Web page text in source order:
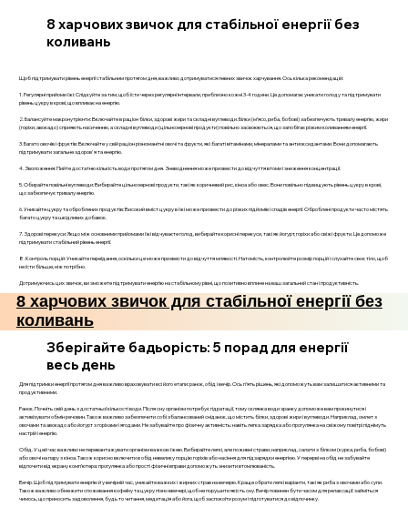
8 харчових звичок для стабільної енергії без
коливань
Щоб підтримувати рівень енергії стабільним протягом дня, важливо дотримуватися певних звичок харчування. Ось кілька рекомендацій:
1. Регулярні прийоми їжі: Слідкуйте за тим, щоб їсти через регулярні інтервали, приблизно кожні 3-4 години. Це допомагає уникати голоду та підтримувати
рівень цукру в крові, що впливає на енергію.
2. Балансуйте макронутрієнти: Включайте в раціон білки, здорові жири та складні вуглеводи. Білки (м’ясо, риба, бобові) забезпечують тривалу енергію, жири
(горіхи, авокадо) сприяють насиченню, а складні вуглеводи (цільнозернові продукти) повільно засвоюються, що запобігає різким коливанням енергії.
3. Багато овочів і фруктів: Включайте у свій раціон різноманітні овочі та фрукти, які багаті вітамінами, мінералами та антиоксидантами. Вони допомагають
підтримувати загальне здоров'я та енергію.
4. Зволоження: Пийте достатню кількість води протягом дня. Зневоднення може призвести до відчуття втоми і зниження концентрації.
5. Обирайте повільні вуглеводи: Вибирайте цільнозернові продукти, такі як коричневий рис, кіноа або овес. Вони повільно підвищують рівень цукру в крові,
що забезпечує тривалу енергію.
6. Уникайте цукру та оброблених продуктів: Високий вміст цукру в їжі може призвести до різких підйомів і спадів енергії. Оброблені продукти часто містять
багато цукру та шкідливих добавок.
7. Здорові перекуси: Якщо між основними прийомами їжі відчуваєте голод, вибирайте корисні перекуси, такі як йогурт, горіхи або свіжі фрукти. Це допоможе
підтримувати стабільний рівень енергії.
8. Контроль порцій: Уникайте переїдання, оскільки це може призвести до відчуття млявості. Натомість, контролюйте розмір порцій і слухайте своє тіло, щоб
не їсти більше, ніж потрібно.
Дотримуючись цих звичок, ви зможете підтримувати енергію на стабільному рівні, що позитивно вплине на ваш загальний стан і продуктивність.
8 харчових звичок для стабільної енергії без
коливань
Зберігайте бадьорість: 5 порад для енергії
весь день
Для підтримки енергії протягом дня важливо враховувати всі його етапи: ранок, обід і вечір. Ось п’ять рішень, які допоможуть вам залишатися активними та
продуктивними.
Ранок. Почніть свій день з достатньої кількості води. Після сну організм потребує гідратації, тому склянка води зранку допоможе вам прокинутися і
активізувати обмін речовин. Також важливо забезпечити собі збалансований сніданок, що містить білки, здорові жири і вуглеводи. Наприклад, омлет з
овочами та авокадо або йогурт з горіхами і ягодами. Не забувайте про фізичну активність: навіть легка зарядка або прогулянка на свіжому повітрі піднімуть
настрій і енергію.
Обід. У цей час важливо не перевантажувати організм важкою їжею. Вибирайте легкі, але поживні страви, наприклад, салати з білком (курка, риба, бобові)
або овочі на пару з кіноа. Також корисно включити в обід невелику порцію горіхів або насіння для підзарядки енергією. У перерві на обід не забувайте
відпочити від екрану комп’ютера: прогулянка або прості фізичні вправи допоможуть знизити втомлюваність.
Вечір. Щоб підтримувати енергію й у вечірній час, уникайте важких і жирних страв на вечерю. Краще обрати легкі варіанти, такі як риба з овочами або супи.
Також важливо обмежити споживання кофеїну та цукру пізно ввечері, щоб не порушити якість сну. Вечір повинен бути часом для релаксації: займіться
чимось, що приносить задоволення, будь то читання, медитація або йога, щоб заспокоїти розум і підготуватися до відпочинку.